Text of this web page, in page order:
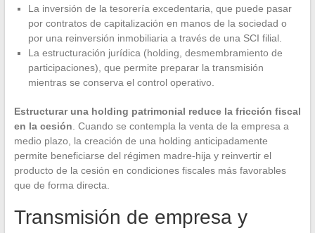
La inversión de la tesorería excedentaria, que puede pasar
por contratos de capitalización en manos de la sociedad o
por una reinversión inmobiliaria a través de una SCI filial.
La estructuración jurídica (holding, desmembramiento de
participaciones), que permite preparar la transmisión
mientras se conserva el control operativo.
Estructurar una holding patrimonial reduce la fricción fiscal
en la cesión . Cuando se contempla la venta de la empresa a
medio plazo, la creación de una holding anticipadamente
permite beneficiarse del régimen madre-hija y reinvertir el
producto de la cesión en condiciones fiscales más favorables
que de forma directa.
Transmisión de empresa y